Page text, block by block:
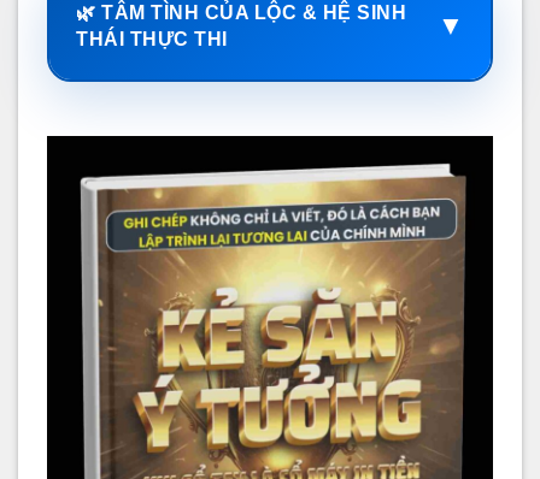
🌿 TÂM TÌNH CỦA LỘC & HỆ SINH
THÁI THỰC THI
▼